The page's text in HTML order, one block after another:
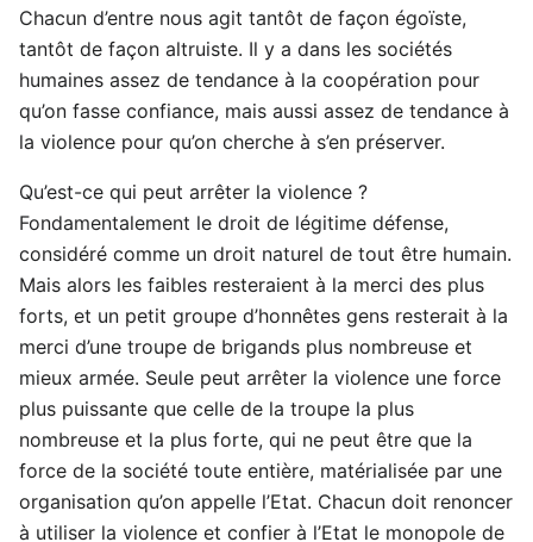
Chacun d’entre nous agit tantôt de façon égoïste,
tantôt de façon altruiste. Il y a dans les sociétés
humaines assez de tendance à la coopération pour
qu’on fasse confiance, mais aussi assez de tendance à
la violence pour qu’on cherche à s’en préserver.
Qu’est-ce qui peut arrêter la violence ?
Fondamentalement le droit de légitime défense,
considéré comme un droit naturel de tout être humain.
Mais alors les faibles resteraient à la merci des plus
forts, et un petit groupe d’honnêtes gens resterait à la
merci d’une troupe de brigands plus nombreuse et
mieux armée. Seule peut arrêter la violence une force
plus puissante que celle de la troupe la plus
nombreuse et la plus forte, qui ne peut être que la
force de la société toute entière, matérialisée par une
organisation qu’on appelle l’Etat. Chacun doit renoncer
à utiliser la violence et confier à l’Etat le monopole de